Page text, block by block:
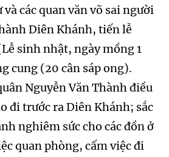
các quan văn võ sai người
Diên Khánh, tiến lễ
sinh nhật, ngày mồng 1
cung (20 cân sáp ong).
Nguyễn Văn Thành điều
đi trước ra Diên Khánh; sắc
nghiêm sức cho các đồn ở
quan phòng, cấm việc đi